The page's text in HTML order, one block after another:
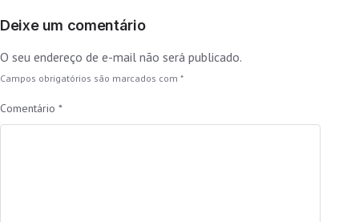
Deixe um comentário
O seu endereço de e-mail não será publicado.
Campos obrigatórios são marcados com *
Comentário *